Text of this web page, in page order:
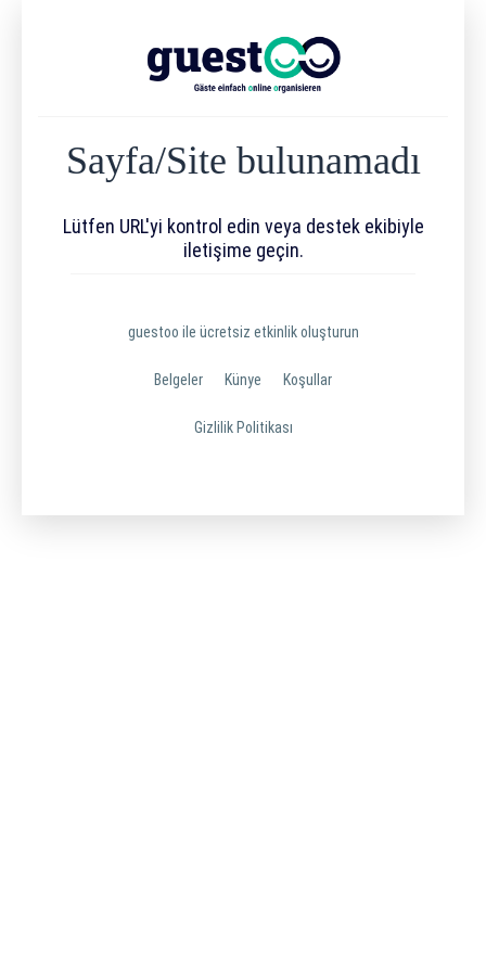
Sayfa/Site bulunamadı
Lütfen URL'yi kontrol edin veya destek ekibiyle
iletişime geçin.
guestoo ile ücretsiz etkinlik oluşturun
Belgeler Künye Koşullar
Gizlilik Politikası